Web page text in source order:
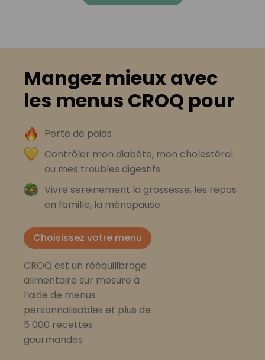
Mangez mieux avec
les menus CROQ pour
Perte de poids
Contrôler mon diabète, mon cholestérol
ou mes troubles digestifs
Vivre sereinement la grossesse, les repas
en famille, la ménopause
Choisissez votre menu
CROQ est un rééquilibrage
alimentaire sur mesure à
l’aide de menus
personnalisables et plus de
5 000 recettes
gourmandes